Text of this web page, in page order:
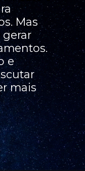
Mas
gerar
e
mais